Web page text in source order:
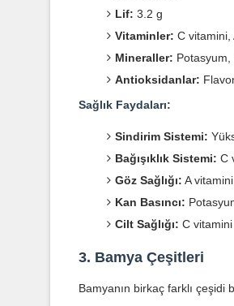
Lif: 3.2 g
Vitaminler: C vitamini,
Mineraller:
Antioksidanlar:
Sağlık Faydaları:
Sindirim Sistemi:
Bağışıklık Sistemi: C
Göz Sağlığı: A
Kan Basıncı:
Cilt Sağlığı: C
3. Bamya Çeşitleri
Bamyanın birkaç farklı çeşidi